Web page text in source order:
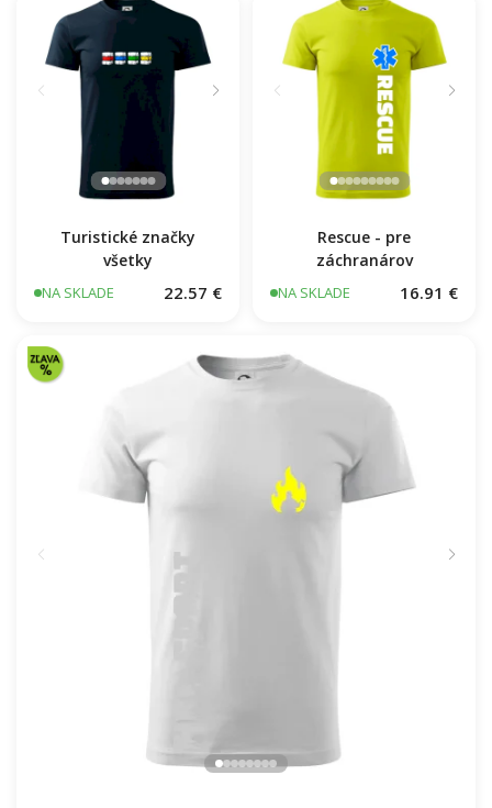
Turistické značky
všetky
NA SKLADE 22.57 €
Rescue - pre
záchranárov
NA SKLADE 16.91 €